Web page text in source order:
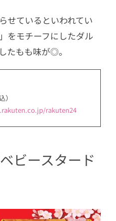
せているといわれてい
をモチーフにしたダル
たもも味が◎。
rakuten24
ビースタード